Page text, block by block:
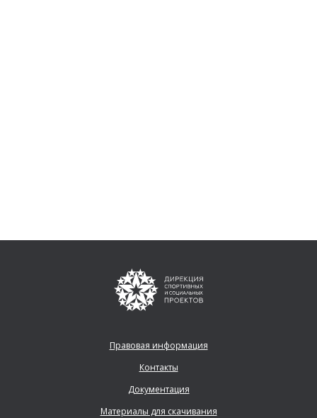
Правовая информация
Контакты
Документация
Материалы для скачивания